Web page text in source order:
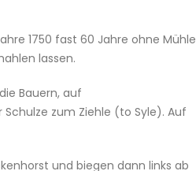
1750 fast 60 Jahre ohne Mühle
lassen.
Bauern, auf
zum Ziehle (to Syle). Auf
und biegen dann links ab